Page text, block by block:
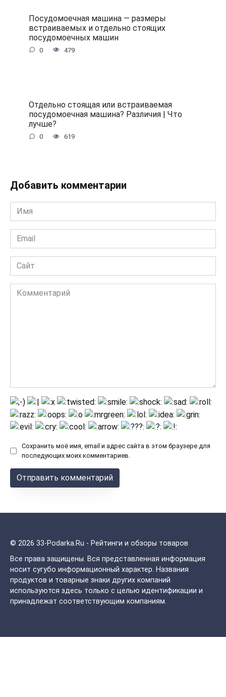
Посудомоечная машина — размеры
встраиваемых и отдельно стоящих
посудомоечных машин
0 479
Отдельно стоящая или встраиваемая
посудомоечная машина? Различия | Что
лучше?
0 619
Добавить комментарии
Имя
*
Email
*
Сайт
Комментарий
Сохранить моё имя, email и адрес сайта в этом браузере для
последующих моих комментариев.
© 2026 33-Podarka.Ru - Рейтинги и обзоры товаров
Все права защищены. Вся представленная информация
носит сугубо информационный характер. Названия
продуктов и товарные знаки других компаний
используются здесь только с целью идентификации и
принадлежат соответствующим компаниям.